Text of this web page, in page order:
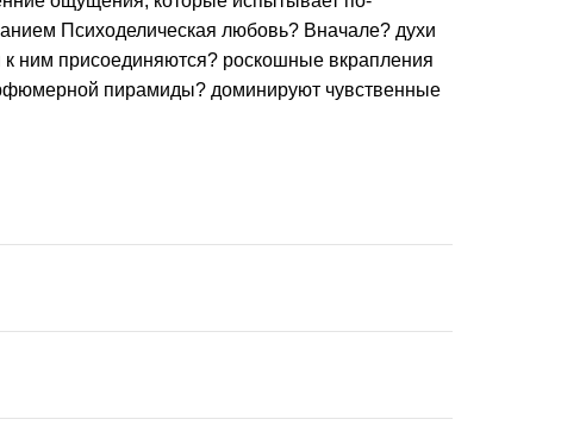
Психоделическая любовь? Вначале? духи
к ним присоединяются? роскошные вкрапления
пирамиды? доминируют чувственные